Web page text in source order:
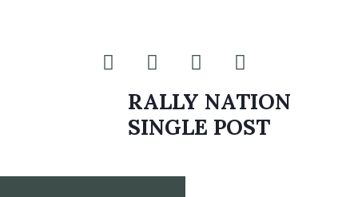
RALLY NATION
SINGLE POST